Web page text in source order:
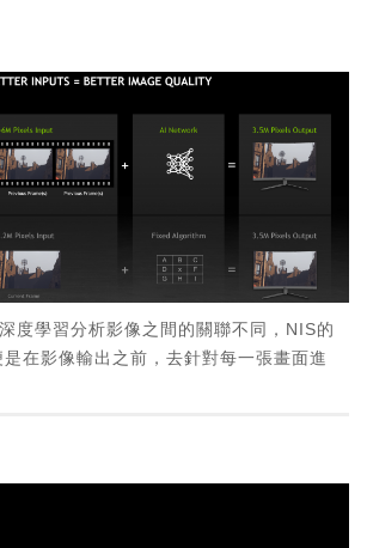
度學習分析影像之間的關聯不同，NIS的
在影像輸出之前，去針對每一張畫面進